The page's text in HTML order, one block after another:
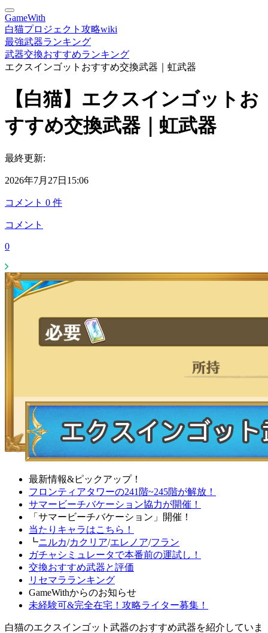
GameWith
白猫プロジェクト攻略wiki
最強武器ランキング
武器交換おすすめランキング
エクスインゴットおすすめ交換武器｜虹武器
【白猫】エクスインゴットお
すすめ交換武器｜虹武器
最終更新:
2026年7月27日15:06
コメント 0 件
コメント
0
最新情報&ピックアップ！
フロンティアタワーの241階~245階が解放！
サマービーチバケーション協力が開催！
「サマービーチバケーション」開催！
当たりキャラはこちら！
┗ニルカ/カクリア/エレノア/フラン
ガチャシミュレータで本番前の運試し！
交換おすすめ武器と評価
リセマラランキング
GameWithからのお知らせ
未経験可&完全在宅！攻略ライター募集！
白猫のエクスインゴット武器のおすすめ武器を紹介していま